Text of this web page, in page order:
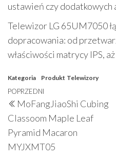
ustawień czy dodatkowych
Telewizor LG 65UM7050
dopracowania: od
właściwości matrycy IPS,
Kategoria Produkt Telewizory
Nawigacja
wpisu
Poprzedni
wpis
POPRZEDNI
MoFangJiaoShi Cubing
Classoom Maple Leaf
Pyramid Macaron
MYJXMT05